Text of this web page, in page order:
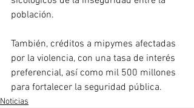
población.
También, créditos a mipymes afectadas
por la violencia, con una tasa de interés
preferencial, así como mil 500 millones
para fortalecer la seguridad pública.
Noticias